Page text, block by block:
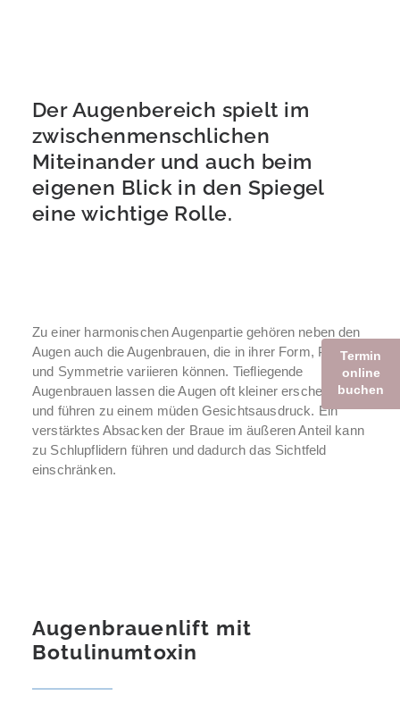
Der Augenbereich spielt im
zwischenmenschlichen
Miteinander und auch beim
eigenen Blick in den Spiegel
eine wichtige Rolle.
Zu einer harmonischen Augenpartie gehören neben den
Augen auch die Augenbrauen, die in ihrer Form, Position
und Symmetrie variieren können. Tiefliegende
Augenbrauen lassen die Augen oft kleiner erscheinen
und führen zu einem müden Gesichtsausdruck. Ein
verstärktes Absacken der Braue im äußeren Anteil kann
zu Schlupflidern führen und dadurch das Sichtfeld
einschränken.
Augenbrauenlift mit
Botulinumtoxin
Termin
online
buchen